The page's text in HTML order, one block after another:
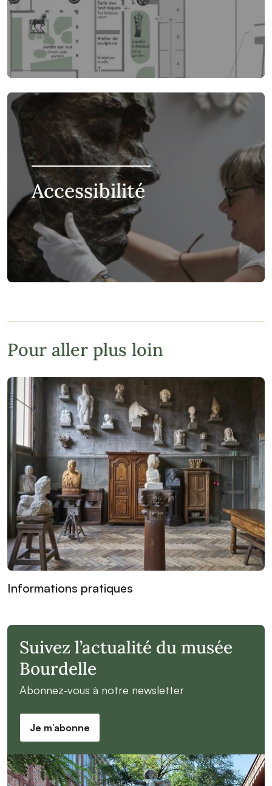
Accessibilité
Pour aller plus loin
Informations pratiques
Suivez l’actualité du musée
Bourdelle
Abonnez-vous à notre newsletter
Je m’abonne